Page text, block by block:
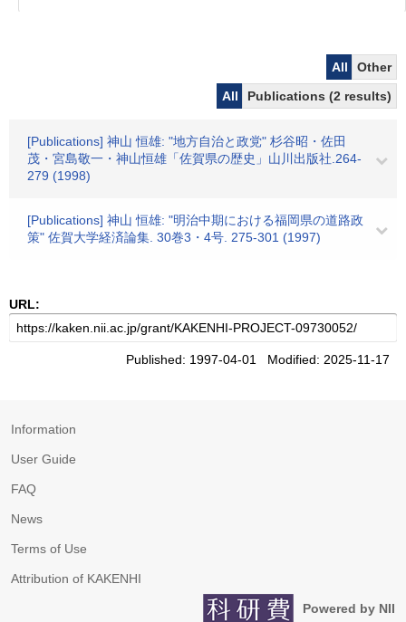
All
Other
All
Publications (2 results)
[Publications] 神山 恒雄: "地方自治と政党" 杉谷昭・佐田
茂・宮島敬一・神山恒雄「佐賀県の歴史」山川出版社.264-
279 (1998)
[Publications] 神山 恒雄: "明治中期における福岡県の道路政
策" 佐賀大学経済論集. 30巻3・4号. 275-301 (1997)
URL:
Published: 1997-04-01 Modified: 2025-11-17
Information
User Guide
FAQ
News
Terms of Use
Attribution of KAKENHI
Powered by NII